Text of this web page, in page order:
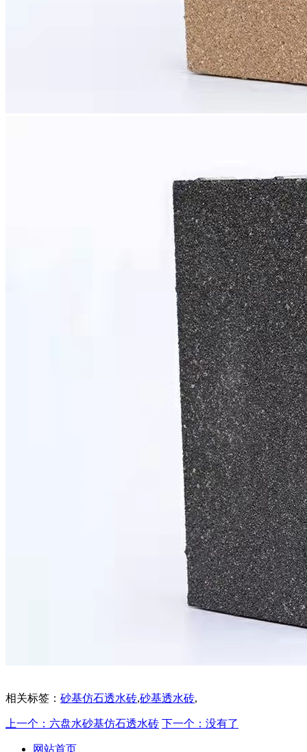
相关标签： 砂基仿石透水砖,砂基透水砖,
上一个：六盘水砂基仿石透水砖 下一个：没有了
网站首页